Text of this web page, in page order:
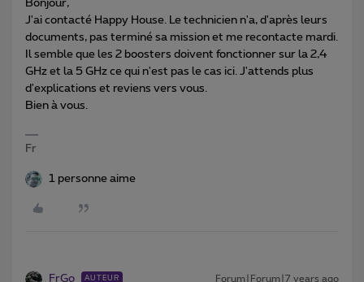
Bonjour,
J'ai contacté Happy House. Le technicien n'a, d'après leurs
documents, pas terminé sa mission et me recontacte mardi.
Il semble que les 2 boosters doivent fonctionner sur la 2,4
GHz et la 5 GHz ce qui n'est pas le cas ici. J'attends plus
d'explications et reviens vers vous.
Bien à vous.
Fr
1 personne aime
FrGo AUTEUR Forum|Forum|7 years ago